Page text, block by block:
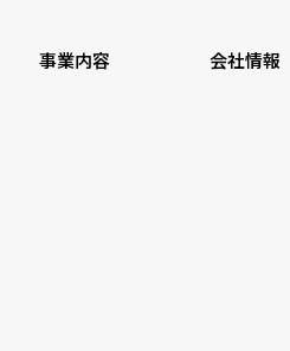
事業内容 会社情報